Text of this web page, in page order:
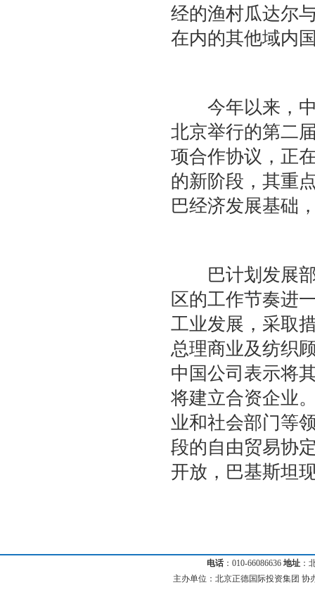
经的渔村瓜达尔
在内的其他域内
今年以来，中
北京举行的第二
项合作协议，正
的新阶段，其重
巴经济发展基础
巴计划发展部
区的工作节奏进
工业发展，采取
总理商业及纺织
中国公司表示将
将建立合资企业
业和社会部门等
段的自由贸易协
开放，巴基斯坦
电话 ：010-66086636 地址 ：
主办单位：北京正德国际投资集团